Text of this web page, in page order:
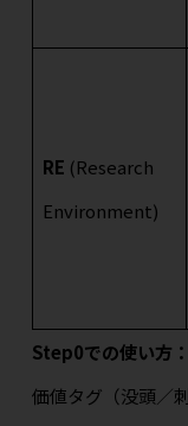
RE (Research
Environment)
Step0での使い方：
価値タグ（没頭／